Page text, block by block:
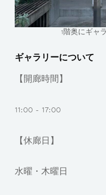
1階奥にギャ
ギャラリーについて
【開廊時間】
11:00 - 17:00
【休廊日】
水曜・木曜日